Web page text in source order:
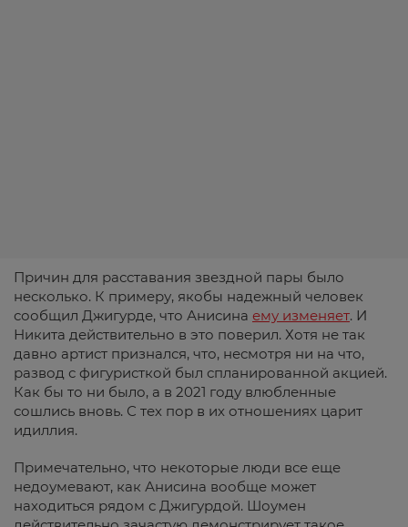
Причин для расставания звездной пары было
несколько. К примеру, якобы надежный человек
сообщил Джигурде, что Анисина ему изменяет. И
Никита действительно в это поверил. Хотя не так
давно артист признался, что, несмотря ни на что,
развод с фигуристкой был спланированной акцией.
Как бы то ни было, а в 2021 году влюбленные
сошлись вновь. С тех пор в их отношениях царит
идиллия.
Примечательно, что некоторые люди все еще
недоумевают, как Анисина вообще может
находиться рядом с Джигурдой. Шоумен